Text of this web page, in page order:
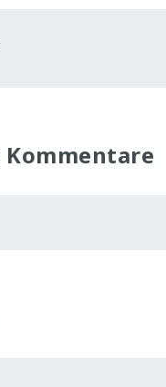
Kommentare